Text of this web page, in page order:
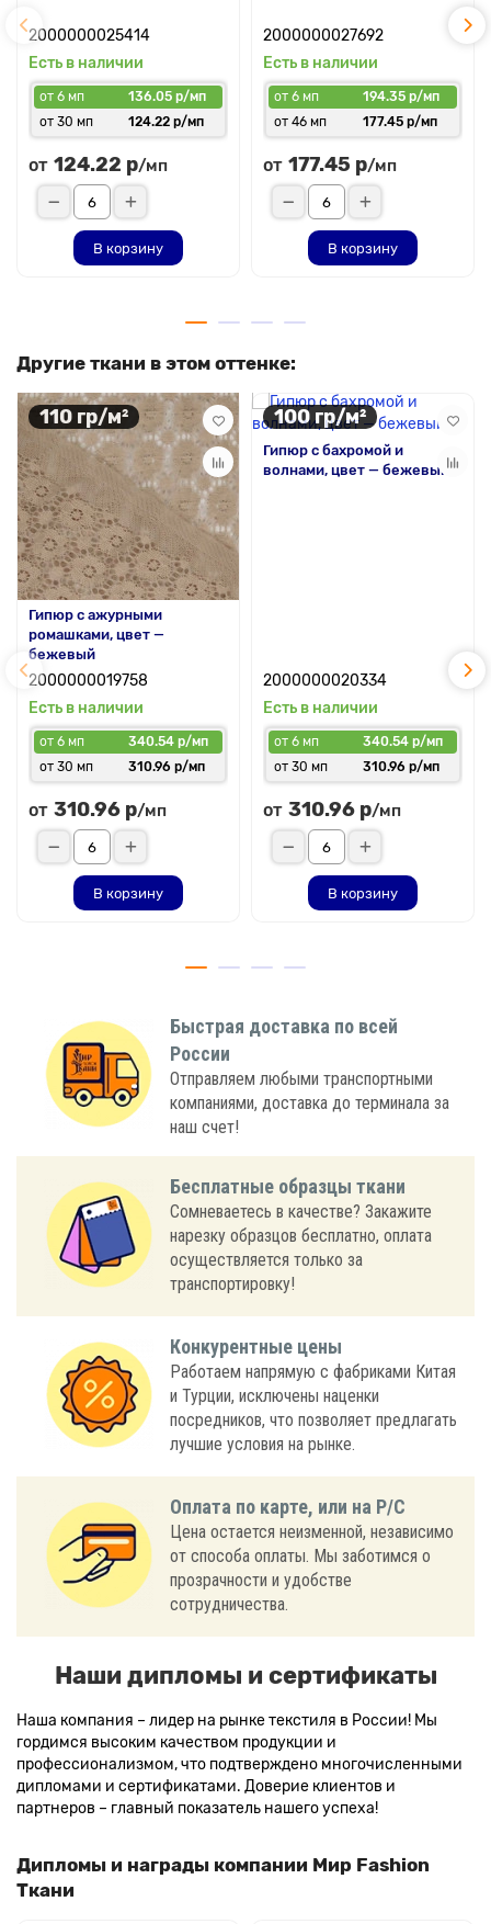
2000000025414
Есть в наличии
от 6 мп
136.05 р/мп
от 30 мп
124.22 р/мп
от 124.22 р/мп
В корзину
2000000027692
Есть в наличии
от 6 мп
194.35 р/мп
от 46 мп
177.45 р/мп
от 177.45 р/мп
В корзину
Другие ткани в этом оттенке:
110 гр/м²
Гипюр с ажурными
ромашками, цвет —
бежевый
2000000019758
Есть в наличии
от 6 мп
340.54 р/мп
от 30 мп
310.96 р/мп
от 310.96 р/мп
В корзину
100 гр/м²
Гипюр с бахромой и
волнами, цвет — бежевый
2000000020334
Есть в наличии
от 6 мп
340.54 р/мп
от 30 мп
310.96 р/мп
от 310.96 р/мп
В корзину
Быстрая доставка по всей
России
Отправляем любыми транспортными
компаниями, доставка до терминала за
наш счет!
Бесплатные образцы ткани
Сомневаетесь в качестве? Закажите
нарезку образцов бесплатно, оплата
осуществляется только за
транспортировку!
Конкурентные цены
Работаем напрямую с фабриками Китая
и Турции, исключены наценки
посредников, что позволяет предлагать
лучшие условия на рынке.
Оплата по карте, или на Р/С
Цена остается неизменной, независимо
от способа оплаты. Мы заботимся о
прозрачности и удобстве
сотрудничества.
Наши дипломы и сертификаты
Наша компания – лидер на рынке текстиля в России! Мы
гордимся высоким качеством продукции и
профессионализмом, что подтверждено многочисленными
дипломами и сертификатами. Доверие клиентов и
партнеров – главный показатель нашего успеха!
Дипломы и награды компании Мир Fashion
Ткани